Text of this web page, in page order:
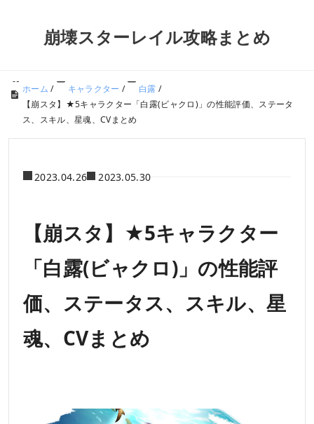
崩壊スターレイル攻略まとめ
ホーム / キャラクター / 白露 /
【崩スタ】★5キャラクター「白露(ビャクロ)」の性能評価、ステータ
ス、スキル、星魂、CVまとめ
2023.04.26 2023.05.30
【崩スタ】★5キャラクター
「白露(ビャクロ)」の性能評
価、ステータス、スキル、星
魂、CVまとめ